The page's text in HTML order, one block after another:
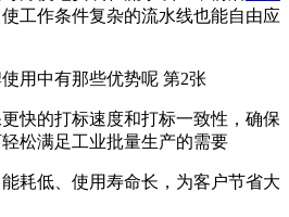
工作条件复杂的流水线也能自由应
的打标速度和打标一致性，确保
松满足工业批量生产的需要
低、使用寿命长，为客户节省大